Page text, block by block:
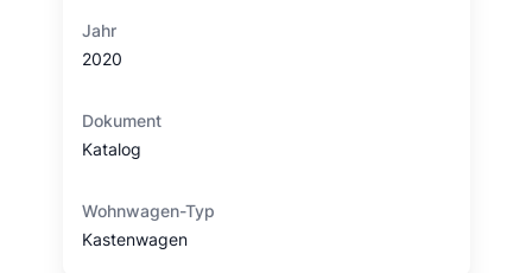
Jahr
2020
Dokument
Katalog
Wohnwagen-Typ
Kastenwagen